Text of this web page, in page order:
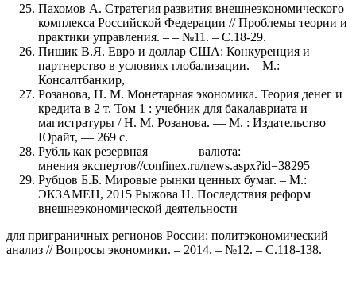
Пахомов А. Стратегия развития внешнеэкономического
комплекса Российской Федерации // Проблемы теории и
практики управления. – – №11. – С.18-29.
Пищик В.Я. Евро и доллар США: Конкуренция и
партнерство в условиях глобализации. – М.:
Консалтбанкир,
Розанова, Н. М. Монетарная экономика. Теория денег и
кредита в 2 т. Том 1 : учебник для бакалавриата и
магистратуры / Н. М. Розанова. — М. : Издательство
Юрайт, — 269 с.
Рубль как резервная валюта:
мнения экспертов//confinex.ru/news.aspx?id=38295
Рубцов Б.Б. Мировые рынки ценных бумаг. – М.:
ЭКЗАМЕН, 2015 Рыжова Н. Последствия реформ
внешнеэкономической деятельности
для приграничных регионов России: политэкономический
анализ // Вопросы экономики. – 2014. – №12. – С.118-138.